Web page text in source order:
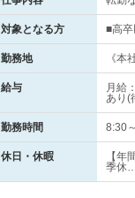
対象となる方 ■高
勤務地 《
給与
月給
あり(
勤務時間 8:30
休日・休暇
【
季休